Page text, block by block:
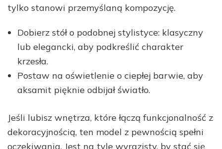
tylko stanowi przemyślaną kompozycję.
Dobierz stół o podobnej stylistyce: klasyczny
lub elegancki, aby podkreślić charakter
krzesła.
Postaw na oświetlenie o ciepłej barwie, aby
aksamit pięknie odbijał światło.
Jeśli lubisz wnętrza, które łączą funkcjonalność z
dekoracyjnością, ten model z pewnością spełni
oczekiwania. Jest na tyle wyrazisty, by stać się